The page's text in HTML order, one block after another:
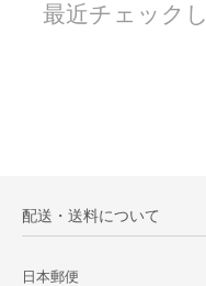
最近チェック
配送・送料について
日本郵便